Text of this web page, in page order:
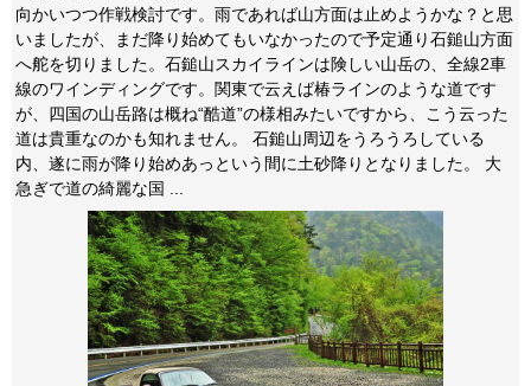
向かいつつ作戦検討です。雨であれば山方面は止めようかな？と思
いましたが、まだ降り始めてもいなかったので予定通り石鎚山方面
へ舵を切りました。石鎚山スカイラインは険しい山岳の、全線2車
線のワインディングです。関東で云えば椿ラインのような道です
が、四国の山岳路は概ね“酷道”の様相みたいですから、こう云った
道は貴重なのかも知れません。 石鎚山周辺をうろうろしている
内、遂に雨が降り始めあっという間に土砂降りとなりました。 大
急ぎで道の綺麗な国 ...